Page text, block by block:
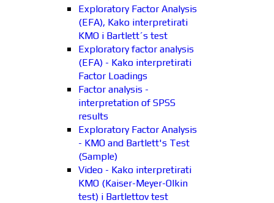
Exploratory Factor Analysis
(EFA), Kako interpretirati
KMO i Bartlett´s test
Exploratory factor analysis
(EFA) - Kako interpretirati
Factor Loadings
Factor analysis -
interpretation of SPSS
results
Exploratory Factor Analysis
- KMO and Bartlett's Test
(Sample)
Video - Kako interpretirati
KMO (Kaiser-Meyer-Olkin
test) i Bartlettov test